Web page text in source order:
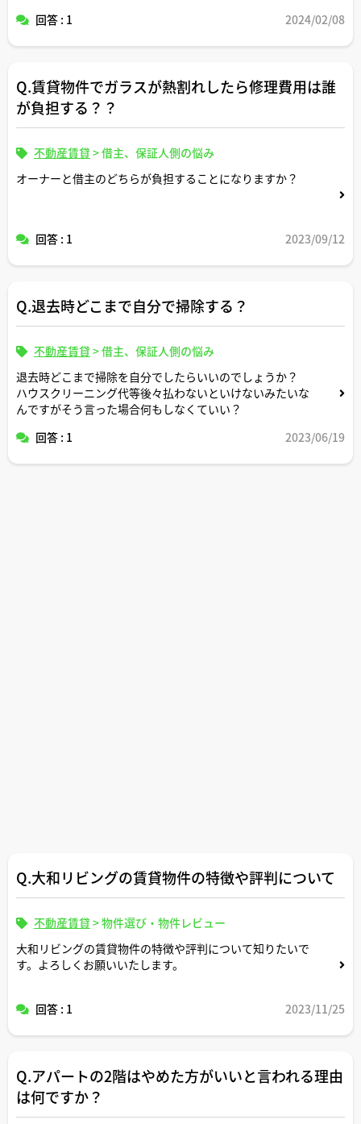
ていても良いように思います。
気になります。
ご解説よろしくお願いします。
回答 : 1 2024/02/08
Q.賃貸物件でガラスが熱割れしたら修理費用は誰
が負担する？？
不動産賃貸 >借主、保証人側の悩み
オーナーと借主のどちらが負担することになりますか？
回答 : 1 2023/09/12
Q.退去時どこまで自分で掃除する？
不動産賃貸 >借主、保証人側の悩み
退去時どこまで掃除を自分でしたらいいのでしょうか？
ハウスクリーニング代等後々払わないといけないみたいな
んですがそう言った場合何もしなくていい？
回答 : 1
2023/06/19
Q.大和リビングの賃貸物件の特徴や評判について
不動産賃貸 >物件選び・物件レビュー
大和リビングの賃貸物件の特徴や評判について知りたいで
す。よろしくお願いいたします。
回答 : 1 2023/11/25
Q.アパートの2階はやめた方がいいと言われる理由
は何ですか？